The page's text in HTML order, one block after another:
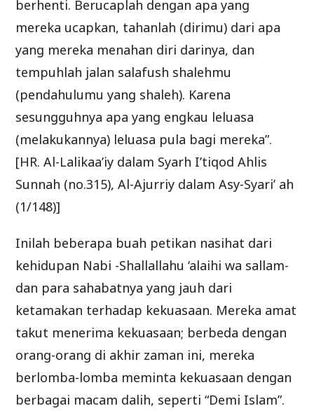
berhenti. Berucaplah dengan apa yang
mereka ucapkan, tahanlah (dirimu) dari apa
yang mereka menahan diri darinya, dan
tempuhlah jalan salafush shalehmu
(pendahulumu yang shaleh). Karena
sesungguhnya apa yang engkau leluasa
(melakukannya) leluasa pula bagi mereka”.
[HR. Al-Lalikaa’iy dalam Syarh I’tiqod Ahlis
Sunnah (no.315), Al-Ajurriy dalam Asy-Syari’ ah
(1/148)]
Inilah beberapa buah petikan nasihat dari
kehidupan Nabi -Shallallahu ‘alaihi wa sallam-
dan para sahabatnya yang jauh dari
ketamakan terhadap kekuasaan. Mereka amat
takut menerima kekuasaan; berbeda dengan
orang-orang di akhir zaman ini, mereka
berlomba-lomba meminta kekuasaan dengan
berbagai macam dalih, seperti “Demi Islam”.